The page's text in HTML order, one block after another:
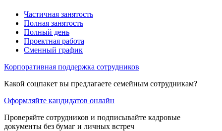
Частичная занятость
Полная занятость
Полный день
Проектная работа
Сменный график
Корпоративная поддержка сотрудников
Какой соцпакет вы предлагаете семейным сотрудникам?
Оформляйте кандидатов онлайн
Проверяйте сотрудников и подписывайте кадровые
документы без бумаг и личных встреч